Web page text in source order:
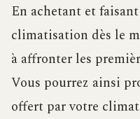
En achetant et
climatisation dès le
à affronter les
Vous pourrez ainsi
offert par votre